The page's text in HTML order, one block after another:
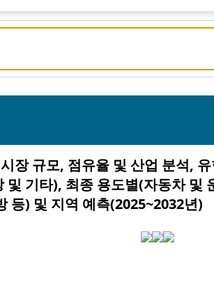
장 규모, 점유율 및 산업 분석,
및 기타), 최종 용도별(자동차 및
등) 및 지역 예측(2025~2032년)